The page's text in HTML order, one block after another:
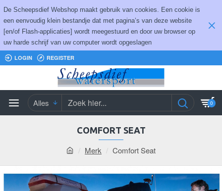
De Scheepsdief Webshop maakt gebruik van cookies. Een cookie is
een eenvoudig klein bestandje dat met pagina’s van deze website
[en/of Flash-applicaties] wordt meegestuurd en door uw browser op
uw harde schrijf van uw computer wordt opgeslagen
LOGIN REGISTER
Alles 0
Merk Comfort Seat
COMFORT SEAT